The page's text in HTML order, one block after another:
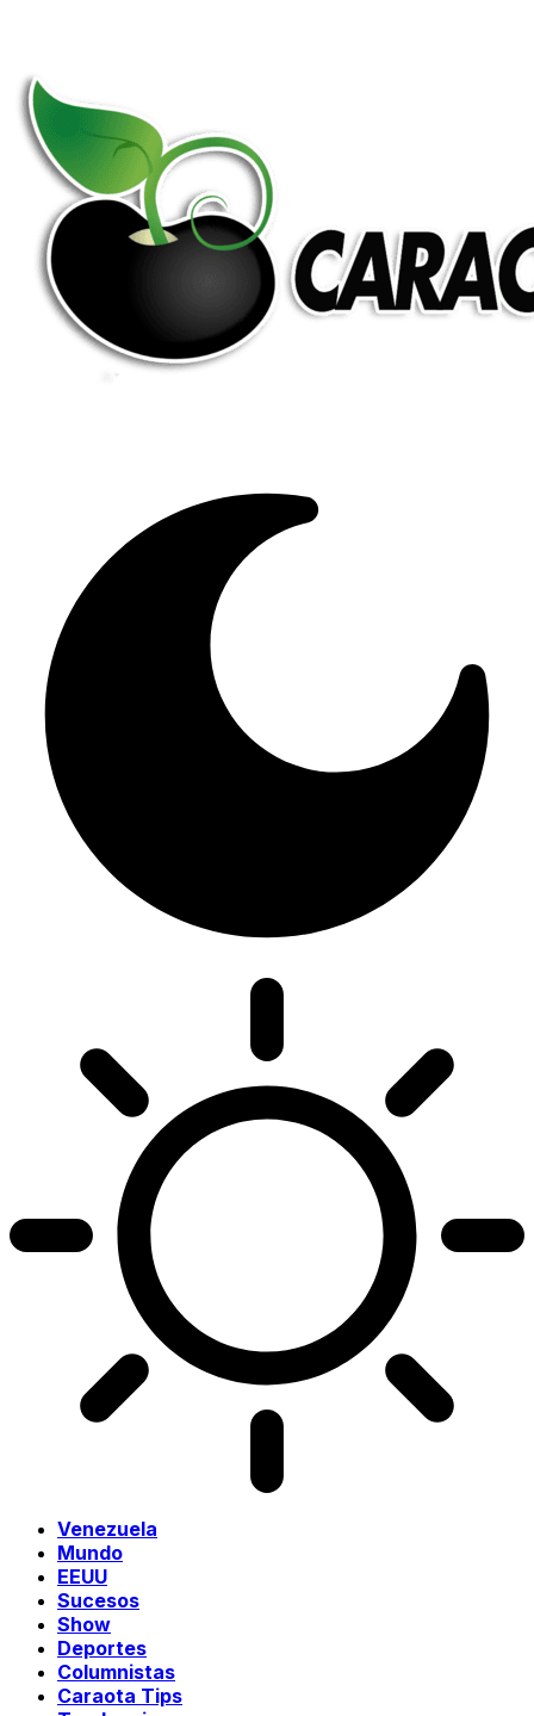
Venezuela
Mundo
EEUU
Sucesos
Show
Deportes
Columnistas
Caraota Tips